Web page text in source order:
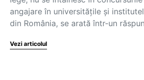
angajare în universitățile și
din România, se arată într-un
Vezi articolul